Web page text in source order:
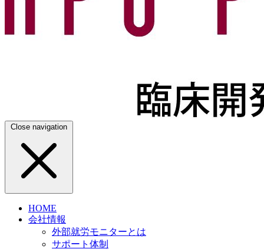
Close navigation
HOME
会社情報
外部就労モニターとは
サポート体制